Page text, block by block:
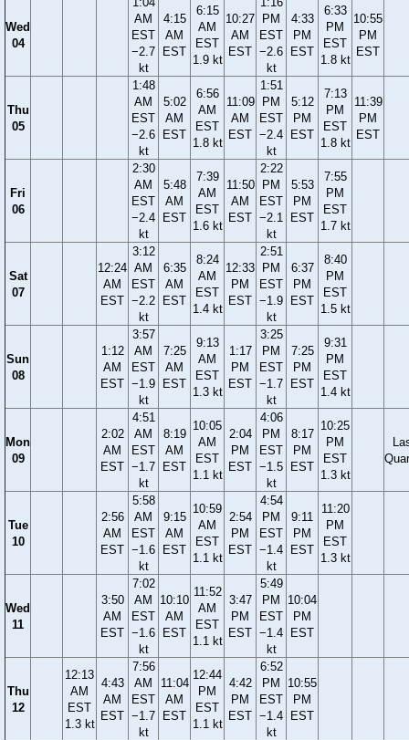
Wed
04
AM
EST
−2.7
kt
4:15
AM
EST
6:15
AM
EST
1.9 kt
10:27
AM
EST
PM
EST
−2.6
kt
4:33
PM
EST
6:33
PM
EST
1.8 kt
10:55
PM
EST
Thu
05
1:48
AM
EST
−2.6
kt
5:02
AM
EST
6:56
AM
EST
1.8 kt
11:09
AM
EST
1:51
PM
EST
−2.4
kt
5:12
PM
EST
7:13
PM
EST
1.8 kt
11:39
PM
EST
Fri
06
2:30
AM
EST
−2.4
kt
5:48
AM
EST
7:39
AM
EST
1.6 kt
11:50
AM
EST
2:22
PM
EST
−2.1
kt
5:53
PM
EST
7:55
PM
EST
1.7 kt
Sat
07
12:24
AM
EST
3:12
AM
EST
−2.2
kt
6:35
AM
EST
8:24
AM
EST
1.4 kt
12:33
PM
EST
2:51
PM
EST
−1.9
kt
6:37
PM
EST
8:40
PM
EST
1.5 kt
Sun
08
1:12
AM
EST
3:57
AM
EST
−1.9
kt
7:25
AM
EST
9:13
AM
EST
1.3 kt
1:17
PM
EST
3:25
PM
EST
−1.7
kt
7:25
PM
EST
9:31
PM
EST
1.4 kt
Mon
09
2:02
AM
EST
4:51
AM
EST
−1.7
kt
8:19
AM
EST
10:05
AM
EST
1.1 kt
2:04
PM
EST
4:06
PM
EST
−1.5
kt
8:17
PM
EST
10:25
PM
EST
1.3 kt
Tue
10
2:56
AM
EST
5:58
AM
EST
−1.6
kt
9:15
AM
EST
10:59
AM
EST
1.1 kt
2:54
PM
EST
4:54
PM
EST
−1.4
kt
9:11
PM
EST
11:20
PM
EST
1.3 kt
Wed
11
3:50
AM
EST
7:02
AM
EST
−1.6
kt
10:10
AM
EST
11:52
AM
EST
1.1 kt
3:47
PM
EST
5:49
PM
EST
−1.4
kt
10:04
PM
EST
Thu
12
12:13
AM
EST
1.3 kt
4:43
AM
EST
7:56
AM
EST
−1.7
kt
11:04
AM
EST
12:44
PM
EST
1.1 kt
4:42
PM
EST
6:52
PM
EST
−1.4
kt
10:55
PM
EST